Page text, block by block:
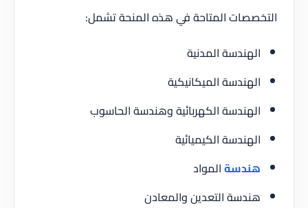
التخصصات المتاحة في هذه المنحة تشمل:
الهندسة المدنية
الهندسة الميكانيكية
الهندسة الكهربائية وهندسة الحاسوب
الهندسة الكيميائية
هندسةالمواد
هندسة التعدين والمعادن